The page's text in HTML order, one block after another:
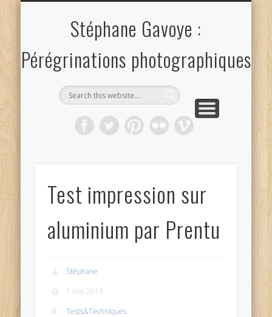
Stéphane Gavoye :
Pérégrinations photographiques
Test impression sur
aluminium par Prentu
Stéphane
1 mai 2013
Tests&Techniques